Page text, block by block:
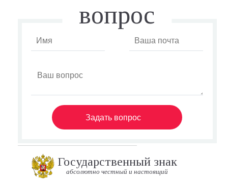
вопрос
Задать вопрос
Государственный знак
абсолютно честный и настоящий